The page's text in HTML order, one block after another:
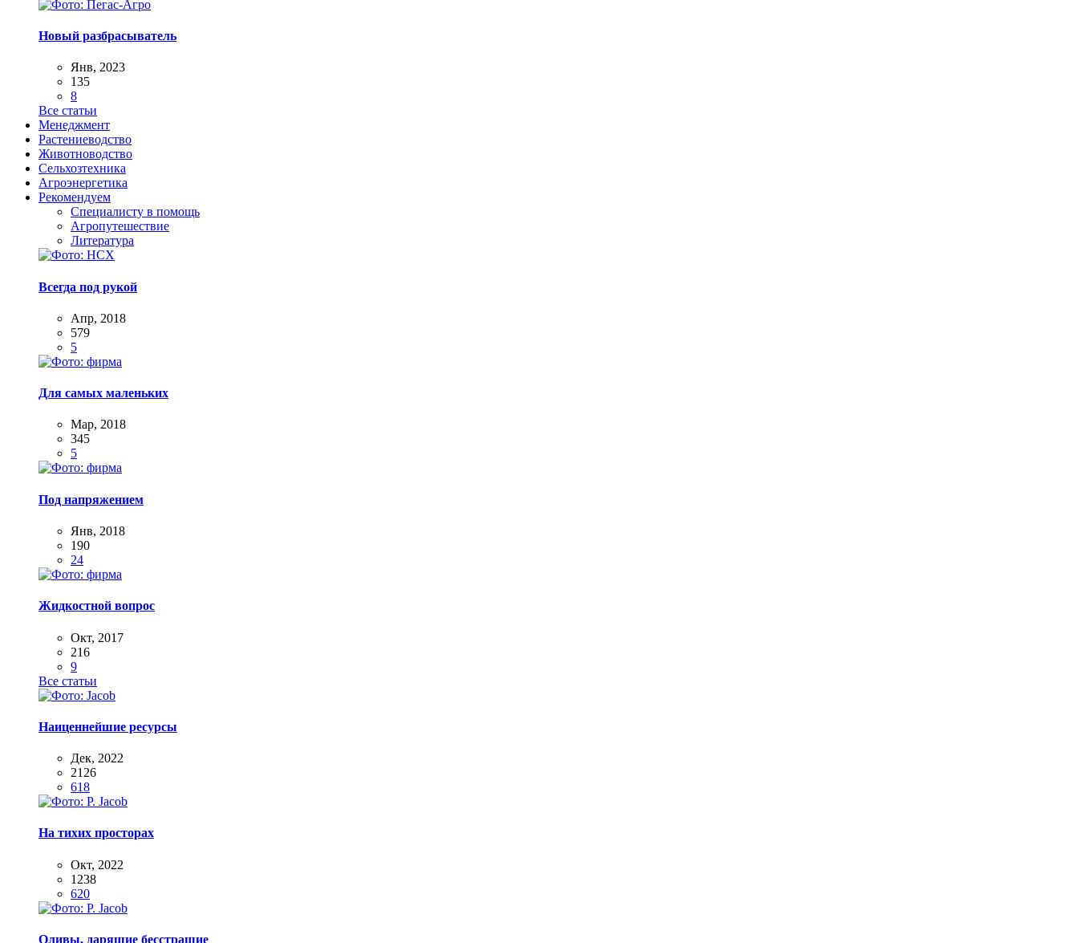
Новый разбрасыватель
Янв, 2023
135
8
Все статьи
Менеджмент
Растениеводство
Животноводство
Сельхозтехника
Агроэнергетика
Рекомендуем
Специалисту в помощь
Агропутешествие
Литература
Всегда под рукой
Апр, 2018
579
5
Для самых маленьких
Мар, 2018
345
5
Под напряжением
Янв, 2018
190
24
Жидкостной вопрос
Окт, 2017
216
9
Все статьи
Наиценнейшие ресурсы
Дек, 2022
2126
618
На тихих просторах
Окт, 2022
1238
620
Оливы, дарящие бесстрашие